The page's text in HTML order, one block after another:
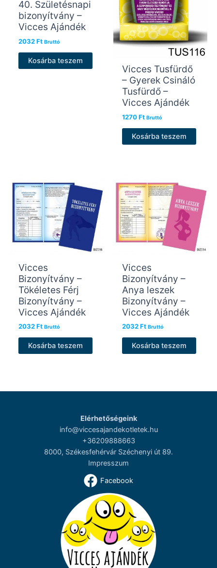
40. Születésnapi
bizonyítvány –
Vicces Ajándék
2032Ft Bruttó
Kosárba teszem
Vicces Tusfürdő
– Gyerek Csináló
Tusfürdő –
Vicces Ajándék
1270Ft Bruttó
Kosárba teszem
Vicces
Bizonyítvány –
Tökéletes Férj
Bizonyítvány –
Vicces Ajándék
2032Ft Bruttó
Kosárba teszem
Vicces
Bizonyítvány –
Anya leszek
Bizonyítvány –
Vicces Ajándék
2032Ft Bruttó
Kosárba teszem
Elérhetőségeink
info@viccesajandekotletek.hu
+36209888663
8000, Székesfehérvár Széchenyi út 89.
Impresszum
Facebook